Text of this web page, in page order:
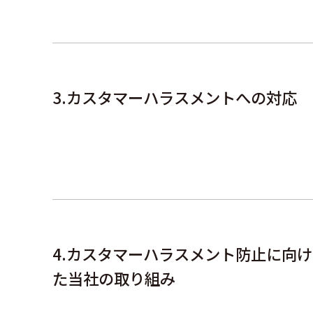
カスタマーハラスメントへの対応
カスタマーハラスメント防止に向け
た当社の取り組み